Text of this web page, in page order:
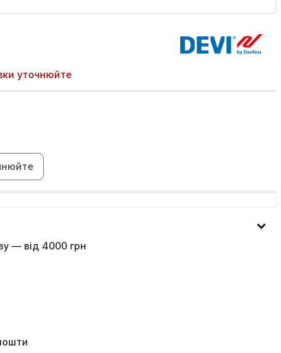
уточнюйте
— від 4000 грн